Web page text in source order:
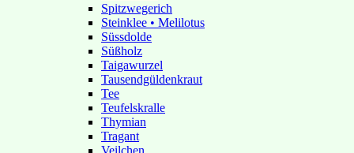
Spitzwegerich
Steinklee • Melilotus
Süssdolde
Süßholz
Taigawurzel
Tausendgüldenkraut
Tee
Teufelskralle
Thymian
Tragant
Veilchen